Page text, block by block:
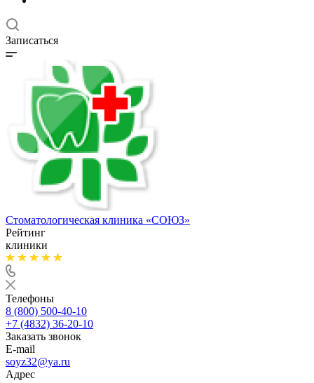
Записаться
Стоматологическая клиника «СОЮЗ»
Рейтинг
клиники
Телефоны
8 (800) 500-40-10
+7 (4832) 36-20-10
Заказать звонок
E-mail
soyz32@ya.ru
Адрес